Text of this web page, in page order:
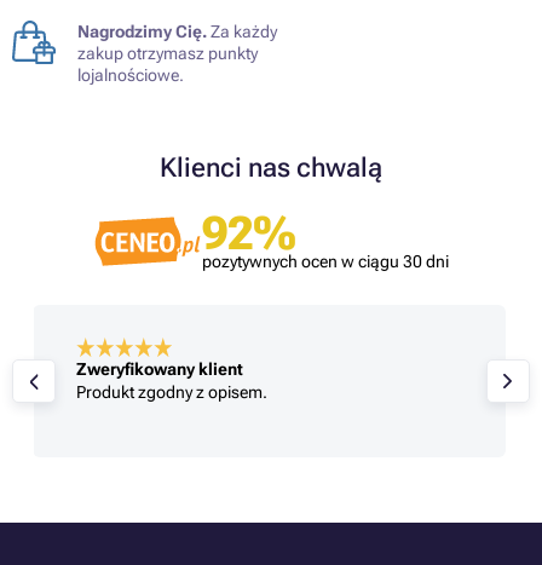
Nagrodzimy Cię.Za każdy
zakup otrzymasz punkty
lojalnościowe.
Klienci nas chwalą
92%
pozytywnych ocen w ciągu 30 dni
Zweryfikowany klient
Produkt zgodny z opisem.